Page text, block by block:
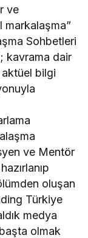
ve
markalaşma”
Sohbetleri
kavrama dair
bilgi
ve Mentör
oluşan
Türkiye
medya
olmak